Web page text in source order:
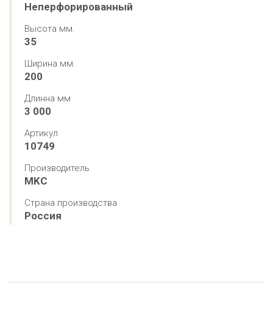
Неперфорированный
Высота мм.
35
Ширина мм.
200
Длинна мм
3 000
Артикул
10749
Производитель
MKC
Страна производства
Россия